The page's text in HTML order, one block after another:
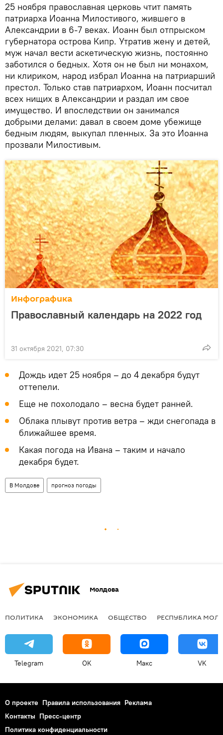
25 ноября православная церковь чтит память
патриарха Иоанна Милостивого, жившего в
Александрии в 6-7 веках. Иоанн был отпрыском
губернатора острова Кипр. Утратив жену и детей,
муж начал вести аскетическую жизнь, постоянно
заботился о бедных. Хотя он не был ни монахом,
ни клириком, народ избрал Иоанна на патриарший
престол. Только став патриархом, Иоанн посчитал
всех нищих в Александрии и раздал им свое
имущество. И впоследствии он занимался
добрыми делами: давал в своем доме убежище
бедным людям, выкупал пленных. За это Иоанна
прозвали Милостивым.
Инфографика
Православный календарь на 2022 год
31 октября 2021, 07:30
Дождь идет 25 ноября – до 4 декабря будут
оттепели.
Еще не похолодало – весна будет ранней.
Облака плывут против ветра – жди снегопада в
ближайшее время.
Какая погода на Ивана – таким и начало
декабря будет.
В Молдове прогноз погоды
Молдова
ПОЛИТИКА ЭКОНОМИКА ОБЩЕСТВО РЕСПУБЛИКА
Telegram OK Макс VK
О проекте Правила использования Реклама
Контакты Пресс-центр
Политика конфиденциальности